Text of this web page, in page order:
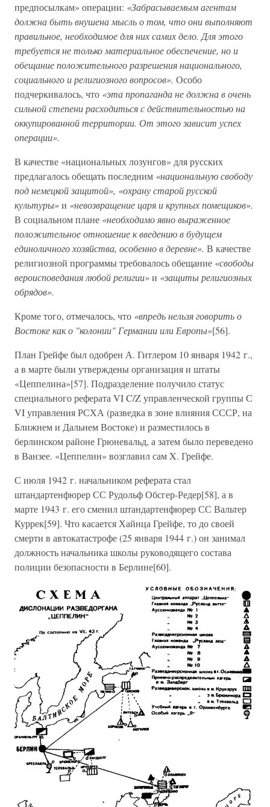
предпосылкам» операции: «Забрасываемым агентам
должна быть внушена мысль о том, что они выполняют
правильное, необходимое для них самих дело. Для этого
требуется не только материальное обеспечение, но и
обещание положительного разрешения национального,
социального и религиозного вопросов». Особо
подчеркивалось, что «эта пропаганда не должна в очень
сильной степени расходиться с действительностью на
оккупированной территории. От этого зависит успех
операции».
В качестве «национальных лозунгов» для русских
предлагалось обещать последним «национальную свободу
под немецкой защитой», «охрану старой русской
культуры»и «невозвращение царя и крупных помещиков».
В социальном плане «необходимо явно выраженное
положительное отношение к введению в будущем
единоличного хозяйства, особенно в деревне». В качестве
религиозной программы требовалось обещание «свободы
вероисповедания любой религии»и «защиты религиозных
обрядов».
Кроме того, отмечалось, что «впредь нельзя говорить о
Востоке как о "колонии" Германии или Европы»[56].
План Грейфе был одобрен А. Гитлером 10 января 1942 г.,
а в марте были утверждены организация и штаты
«Цеппелина»[57]. Подразделение получило статус
специального реферата VI C/Z управленческой группы С
VI управления РСХА (разведка в зоне влияния СССР, на
Ближнем и Дальнем Востоке) и разместилось в
берлинском районе Грюневальд, а затем было переведено
в Ванзее. «Цеппелин» возглавил сам X. Грейфе.
С июля 1942 г. начальником реферата стал
штандартенфюрер СС Рудольф Обсгер-Редер[58], а в
марте 1943 г. его сменил штандартенфюрер СС Вальтер
Куррек[59]. Что касается Хайнца Грейфе, то до своей
смерти в автокатастрофе (25 января 1944 г.) он занимал
должность начальника школы руководящего состава
полиции безопасности в Берлине[60].